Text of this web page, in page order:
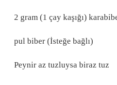
2 gram (1 çay kaşığı)
pul biber (İsteğe bağlı)
Peynir az tuzluysa biraz tuz